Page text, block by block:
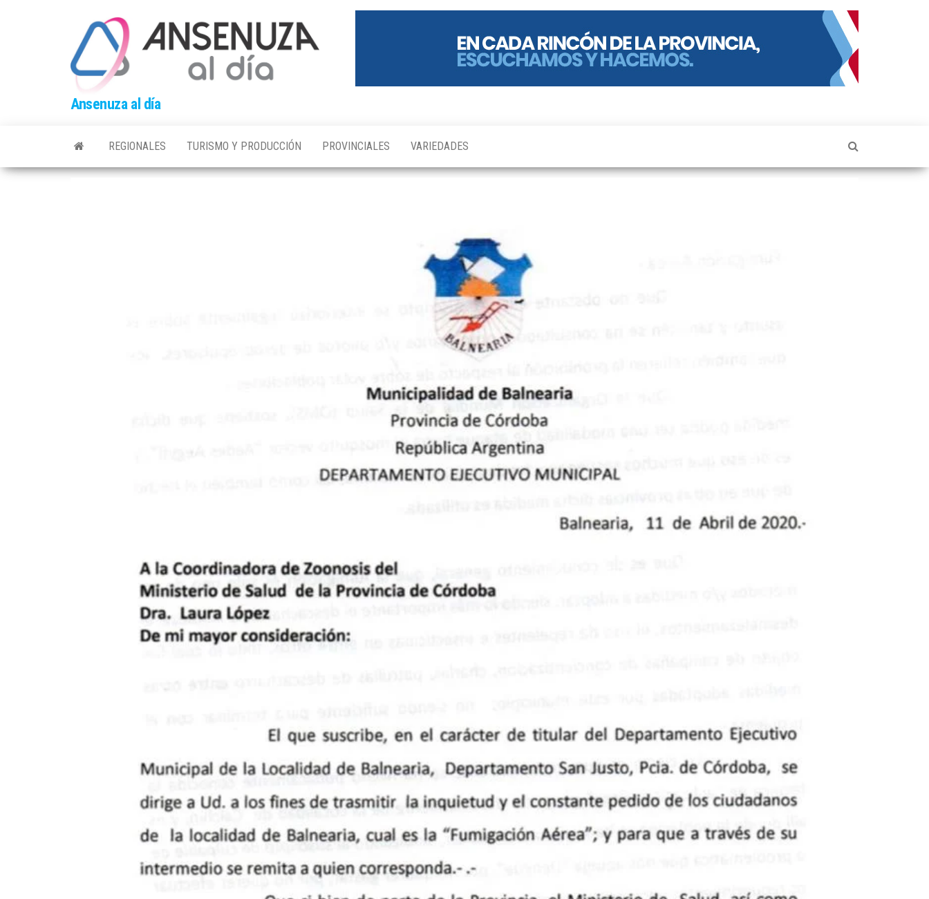
Ansenuza al día
REGIONALES TURISMO Y PRODUCCIÓN PROVINCIALES VARIEDADES